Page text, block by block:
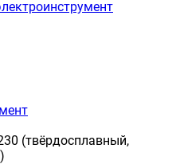
(твёрдосплавный,